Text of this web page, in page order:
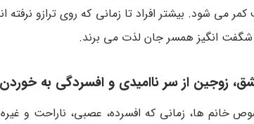
می شود. بیشتر افراد تا زمانی که روی ترازو نرفته
انگیز همسر جان لذت می برند.
زوجین از سر ناامیدی و افسردگی به خوردن
خانم ها، زمانی که افسرده، عصبی، ناراحت و